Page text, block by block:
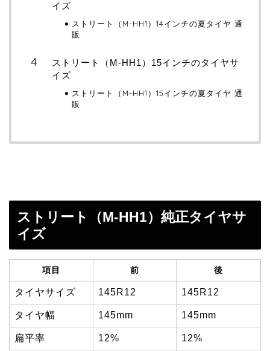
イズ
ストリート（M-HH1）14インチの夏タイヤ 通
販
ストリート（M-HH1）15インチのタイヤサ
イズ
ストリート（M-HH1）15インチの夏タイヤ 通
販
ストリート（M-HH1）純正タイヤサ
イズ
項目 前 後
タイヤサイズ 145R12 145R12
タイヤ幅 145mm 145mm
扁平率 12% 12%